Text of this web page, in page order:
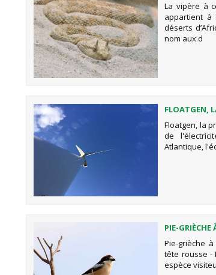
La vipère à
appartient à
déserts
nom aux d
FLOATGEN,
FRANÇAISE
Floatgen, la
de
Atlantique,
PIE-GRIÈCHE
Pie-grièche
tête rousse -
espèce